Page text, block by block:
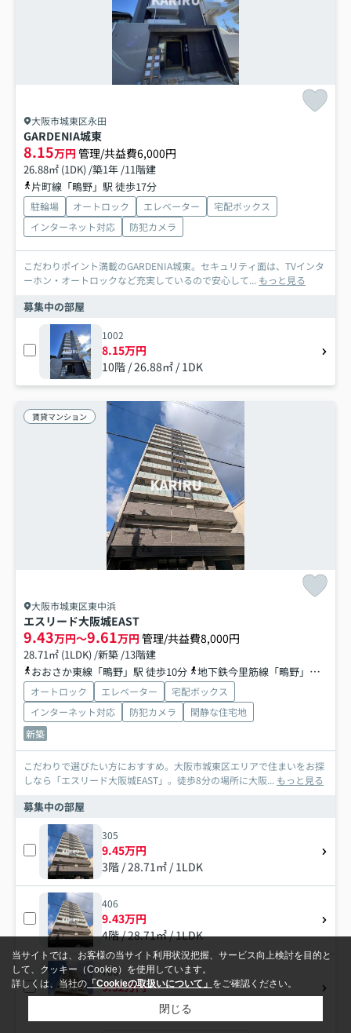
大阪市城東区永田
GARDENIA城東
8.15万円 管理/共益費6,000円
26.88㎡ (1DK) /築1年 /11階建
片町線「鴫野」駅 徒歩17分
駐輪場 オートロック エレベーター
宅配ボックス
インターネット対応
防犯カメラ
こだわりポイント満載のGARDENIA城東。セキュリティ面は、TVインタ
ーホン・オートロックなど充実しているので安心して... もっと見る
募集中の部屋
1002
8.15万円
10階 / 26.88㎡ / 1DK
賃貸マンション
大阪市城東区東中浜
エスリード大阪城EAST
9.43万円～9.61万円 管理/共益費8,000円
28.71㎡ (1LDK) /新築 /13階建
おおさか東線「鴫野」駅 徒歩10分
地下鉄今里筋線「鴫野」駅 徒歩10分
オートロック エレベーター
宅配ボックス
インターネット対応
防犯カメラ
閑静な住宅地
新築
こだわりで選びたい方におすすめ。大阪市城東区エリアで住まいをお探
しなら「エスリード大阪城EAST」。徒歩8分の場所に大阪... もっと見る
募集中の部屋
305
9.45万円
3階 / 28.71㎡ / 1LDK
406
9.43万円
4階 / 28.71㎡ / 1LDK
706
9.52万円
7階 / 28.71㎡ / 1LDK
当サイトでは、お客様の当サイト利用状況把握、サービス向上検討を目的と
して、クッキー（Cookie）を使用しています。
詳しくは、当社の 「Cookieの取扱いについて」 をご確認ください。
閉じる